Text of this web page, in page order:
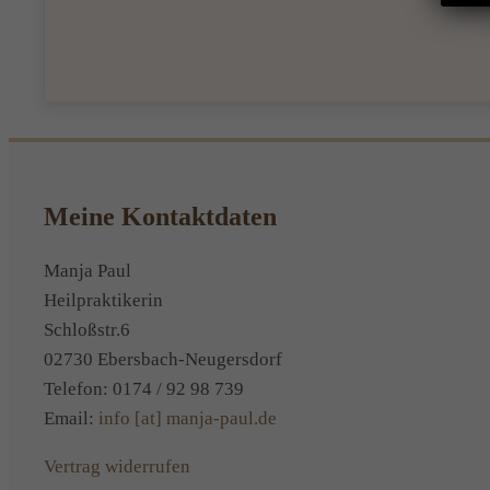
Meine Kontaktdaten
Manja Paul
Heilpraktikerin
Schloßstr.6
02730 Ebersbach-Neugersdorf
Telefon: 0174 / 92 98 739
Email: info [at] manja-paul.de
Vertrag widerrufen